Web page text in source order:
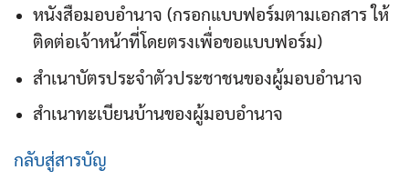
หนังสือมอบอำนาจ (กรอกแบบฟอร์มตามเอกสาร ให้
ติดต่อเจ้าหน้าที่โดยตรงเพื่อขอแบบฟอร์ม)
สำเนาบัตรประจำตัวประชาชนของผู้มอบอำนาจ
สำเนาทะเบียนบ้านของผู้มอบอำนาจ
กลับสู่สารบัญ